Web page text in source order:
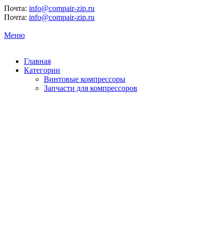
Почта: info@compair-zip.ru
Почта: info@compair-zip.ru
Меню
Главная
Категории
Винтовые компрессоры
Запчасти для компрессоров